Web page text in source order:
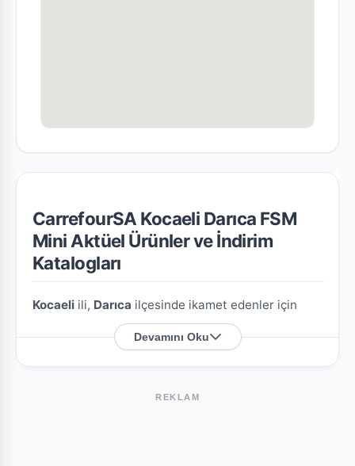
CarrefourSA Kocaeli Darıca FSM
Mini Aktüel Ürünler ve İndirim
Katalogları
Kocaeli ili, Darıca ilçesinde ikamet edenler için
CarrefourSA Kocaeli Darıca FSM Mini
özel en güncel indirim broşürlerini ve aktüel ürün
fırsatlarını bu sayfada derledik.
CarrefourSA Kocaeli Darıca FSM Mini
Devamını Oku
REKLAM